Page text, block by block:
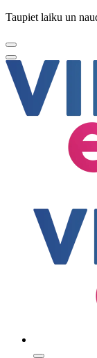
Taupiet laiku un